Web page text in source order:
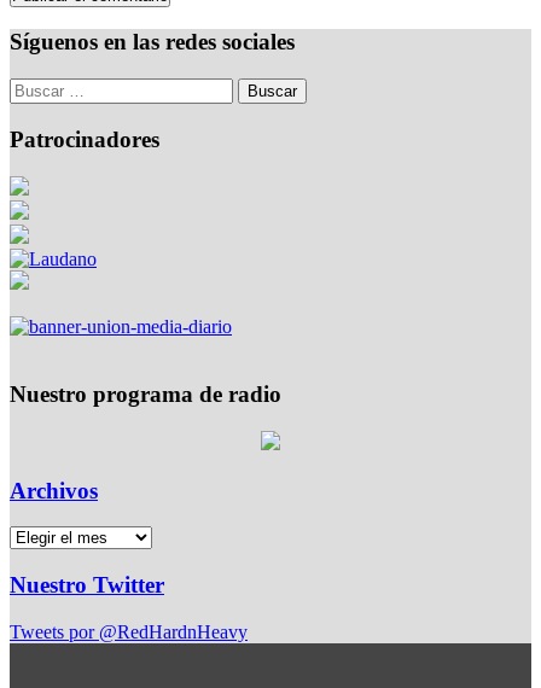
Síguenos en las redes sociales
Patrocinadores
Nuestro programa de radio
Archivos
Nuestro Twitter
Tweets por @RedHardnHeavy